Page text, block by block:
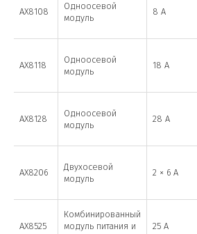
AX8108
Одноосевой
модуль
8 А
AX8118
Одноосевой
модуль
18 А
AX8128
Одноосевой
модуль
28 А
AX8206
Двухосевой
модуль
2 × 6 А
AX8525
Комбинированный
модуль питания и
25 А